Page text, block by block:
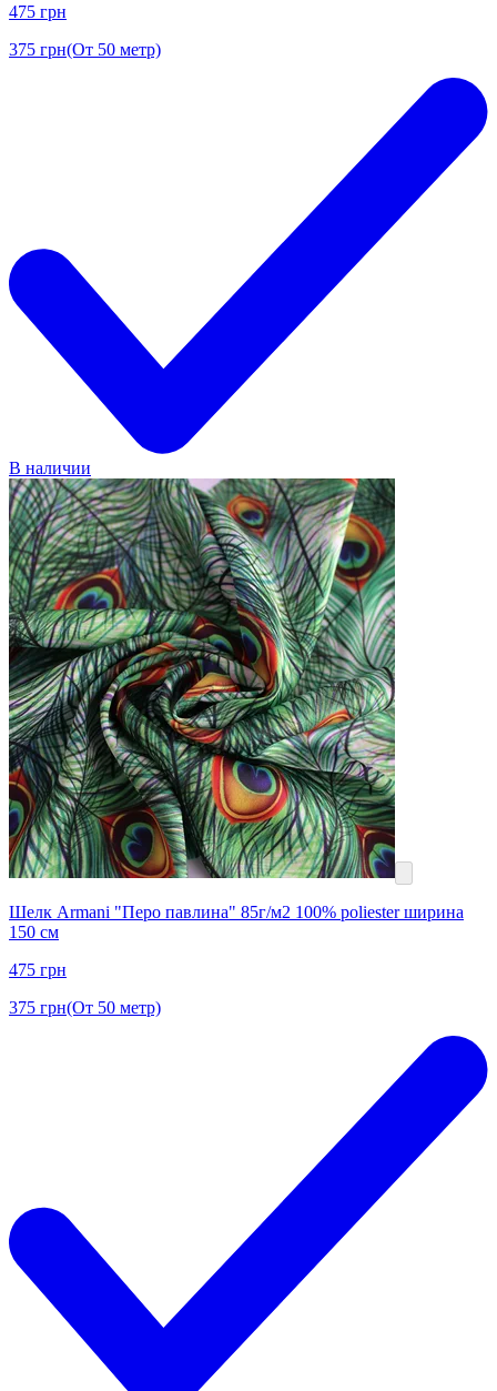
475 грн
375 грн(От 50 метр)
В наличии
Шелк Armani "Перо павлина" 85г/м2 100% poliester ширина
150 см
475 грн
375 грн(От 50 метр)